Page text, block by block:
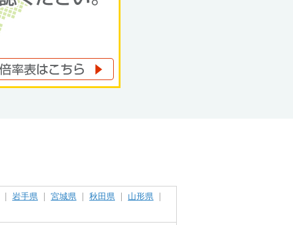
岩手県 宮城県 秋田県
山形県